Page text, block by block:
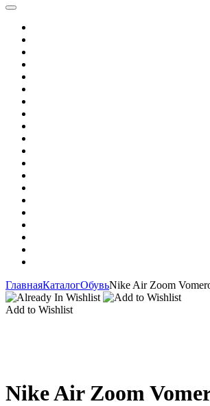
ГлавнаяКаталогОбувьNike Air Zoom
Add to Wishlist
Nike Air Zoom